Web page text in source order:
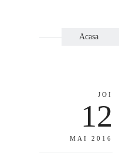
Acasa
JOI
12
MAI 2016